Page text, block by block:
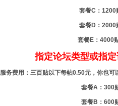
套餐C：1200
套餐D：2000
套餐E：4000
指定论坛类型或指
服务费用：三百贴以下每帖0.50元，你也
套餐A：300
套餐B：600